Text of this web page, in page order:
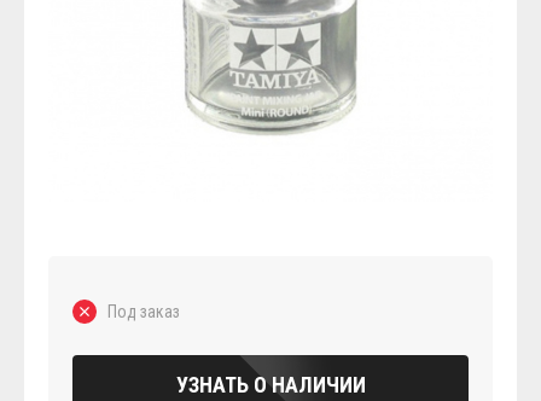
Под заказ
УЗНАТЬ О НАЛИЧИИ